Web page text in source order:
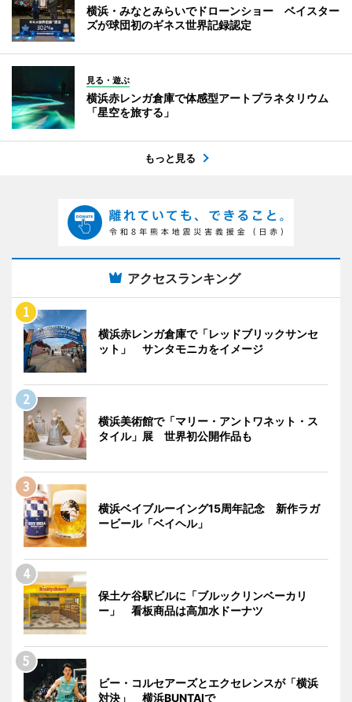
横浜・みなとみらいでドローンショー ベイスター
ズが球団初のギネス世界記録認定
見る・遊ぶ
横浜赤レンガ倉庫で体感型アートプラネタリウム
「星空を旅する」
もっと見る
アクセスランキング
横浜赤レンガ倉庫で「レッドブリックサンセ
ット」 サンタモニカをイメージ
横浜美術館で「マリー・アントワネット・ス
タイル」展 世界初公開作品も
横浜ベイブルーイング15周年記念 新作ラガ
ービール「ベイヘル」
保土ケ谷駅ビルに「ブルックリンベーカリ
ー」 看板商品は高加水ドーナツ
ビー・コルセアーズとエクセレンスが「横浜
対決」 横浜BUNTAIで